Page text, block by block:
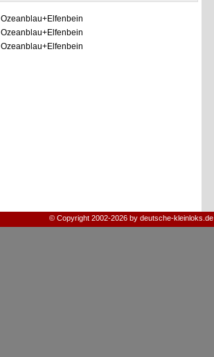
Ozeanblau+Elfenbein
Ozeanblau+Elfenbein
Ozeanblau+Elfenbein
© Copyright 2002-2026 by deutsche-kleinloks.de